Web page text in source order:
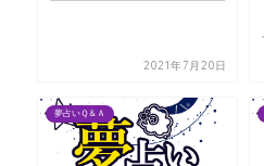
2021年7月20日
夢占いＱ＆Ａ